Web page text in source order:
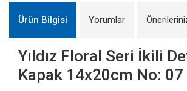
Ürün Bilgisi Yorumlar
Yıldız Floral Seri İkili
Kapak 14x20cm No: 07